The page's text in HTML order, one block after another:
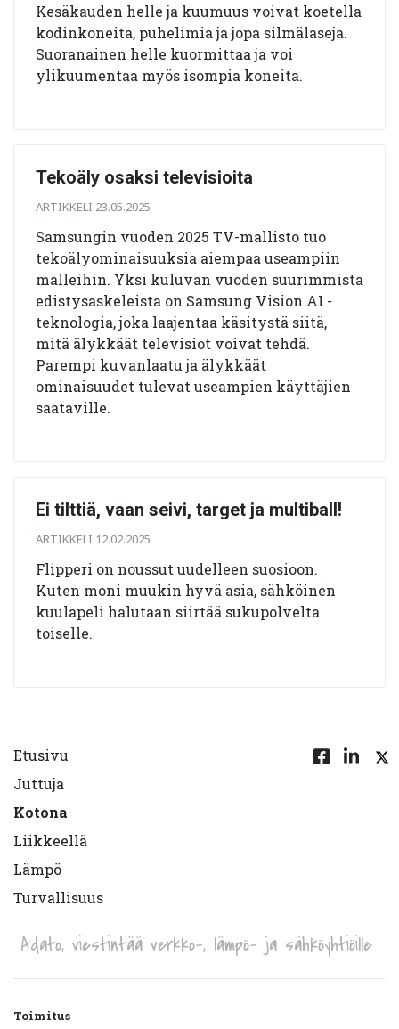
Kesäkauden helle ja kuumuus voivat koetella
kodinkoneita, puhelimia ja jopa silmälaseja.
Suoranainen helle kuormittaa ja voi
ylikuumentaa myös isompia koneita.
Tekoäly osaksi televisioita
ARTIKKELI 23.05.2025
Samsungin vuoden 2025 TV-mallisto tuo
tekoälyominaisuuksia aiempaa useampiin
malleihin. Yksi kuluvan vuoden suurimmista
edistysaskeleista on Samsung Vision AI -
teknologia, joka laajentaa käsitystä siitä,
mitä älykkäät televisiot voivat tehdä.
Parempi kuvanlaatu ja älykkäät
ominaisuudet tulevat useampien käyttäjien
saataville.
Ei tilttiä, vaan seivi, target ja multiball!
ARTIKKELI 12.02.2025
Flipperi on noussut uudelleen suosioon.
Kuten moni muukin hyvä asia, sähköinen
kuulapeli halutaan siirtää sukupolvelta
toiselle.
Etusivu
Juttuja
Kotona
Liikkeellä
Lämpö
Turvallisuus
Adato, viestintää verkko-, lämpö- ja sähköyhtiöille
Toimitus